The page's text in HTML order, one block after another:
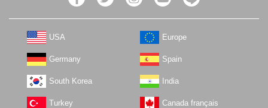
USA Europe
Germany Spain
South Korea India
Turkey Canada français